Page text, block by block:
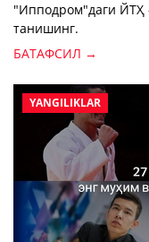
"Ипподром"даги ЙТҲ
танишинг.
БАТАФСИЛ →
YANGILIKLAR